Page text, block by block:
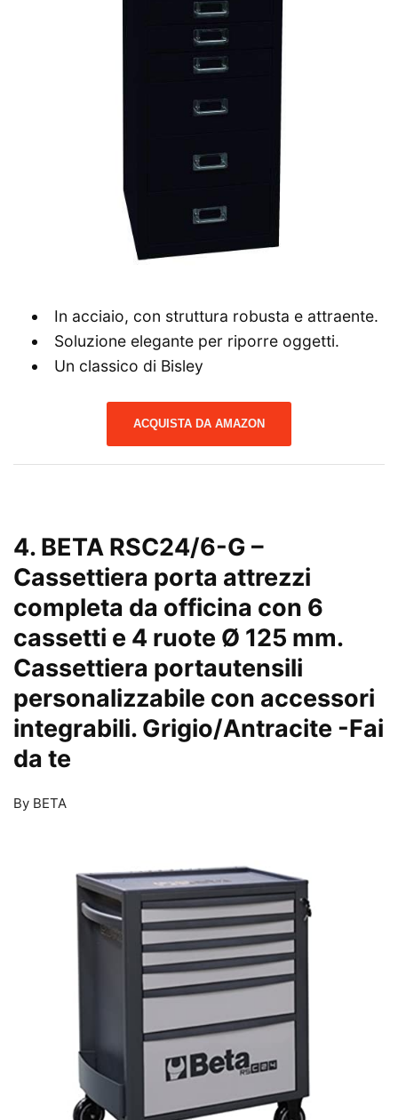
In acciaio, con struttura robusta e attraente.
Soluzione elegante per riporre oggetti.
Un classico di Bisley
ACQUISTA DA AMAZON
4. BETA RSC24/6-G –
Cassettiera porta attrezzi
completa da officina con 6
cassetti e 4 ruote Ø 125 mm.
Cassettiera portautensili
personalizzabile con accessori
integrabili. Grigio/Antracite -Fai
da te
By BETA